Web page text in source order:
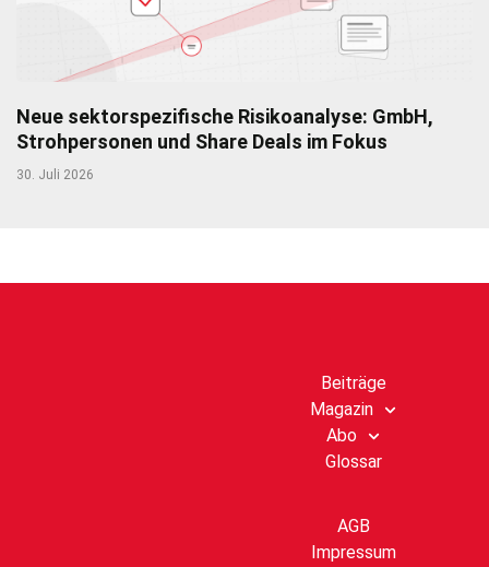
Neue sektorspezifische Risikoanalyse: GmbH,
Strohpersonen und Share Deals im Fokus
30. Juli 2026
Beiträge
Magazin
Abo
Glossar
AGB
Impressum